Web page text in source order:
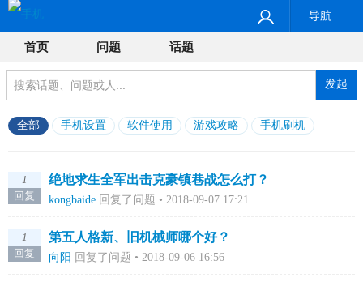
导航
首页 问题 话题
发起
全部 手机设置 软件使用 游戏攻略 手机刷机
1
回复
绝地求生全军出击克豪镇巷战怎么打？
kongbaide 回复了问题 • 2018-09-07 17:21
1
回复
第五人格新、旧机械师哪个好？
向阳 回复了问题 • 2018-09-06 16:56